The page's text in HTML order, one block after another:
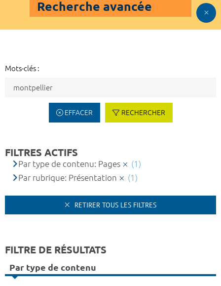
Recherche avancée
Mots-clés :
EFFACER RECHERCHER
FILTRES ACTIFS
Par type de contenu: Pages
(1)
Par rubrique: Présentation
(1)
RETIRER TOUS LES FILTRES
FILTRE DE RÉSULTATS
Par type de contenu